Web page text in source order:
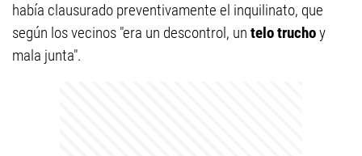
había clausurado preventivamente el inquilinato, que
según los vecinos "era un descontrol, un telo truchoy
mala junta".